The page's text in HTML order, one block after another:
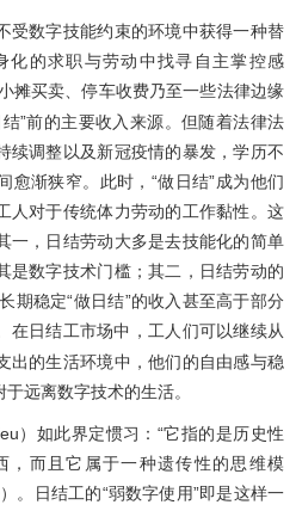
受数字技能约束的环境中获得一种替
化的求职与劳动中找寻自主掌控感
摊买卖、停车收费乃至一些法律边缘
”前的主要收入来源。但随着法律法
续调整以及新冠疫情的暴发，学历不
愈渐狭窄。此时，“做日结”成为他们
人对于传统体力劳动的工作黏性。这
一，日结劳动大多是去技能化的简单
是数字技术门槛；其二，日结劳动的
期稳定“做日结”的收入甚至高于部分
在日结工市场中，工人们可以继续从
出的生活环境中，他们的自由感与稳
远离数字技术的生活。
）如此界定惯习：“它指的是历史性
，而且它属于一种遗传性的思维模
。日结工的“弱数字使用”即是这样一